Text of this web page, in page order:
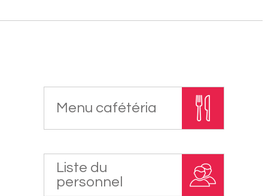
Menu cafétéria
Liste du
personnel